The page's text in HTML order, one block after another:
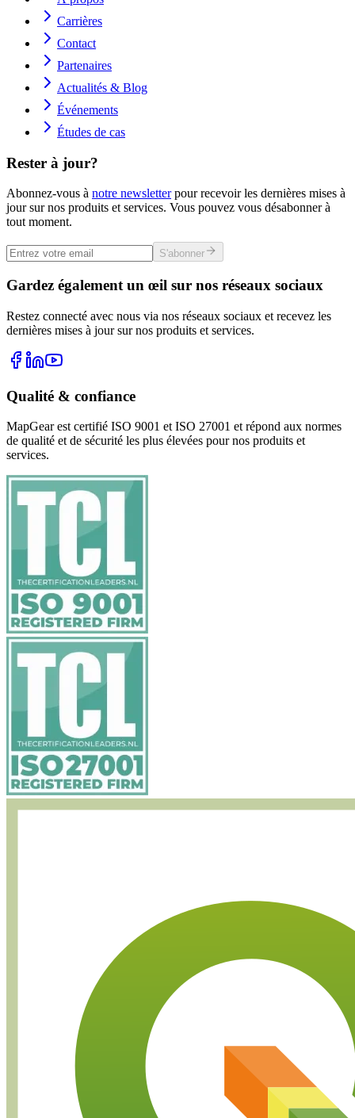
Carrières
Contact
Partenaires
Actualités & Blog
Événements
Études de cas
Rester à jour?
Abonnez-vous à notre newsletterpour recevoir les dernières mises à
jour sur nos produits et services. Vous pouvez vous désabonner à
tout moment.
S'abonner
Gardez également un œil sur nos réseaux sociaux
Restez connecté avec nous via nos réseaux sociaux et recevez les
dernières mises à jour sur nos produits et services.
Qualité & confiance
MapGear est certifié ISO 9001 et ISO 27001 et répond aux normes
de qualité et de sécurité les plus élevées pour nos produits et
services.